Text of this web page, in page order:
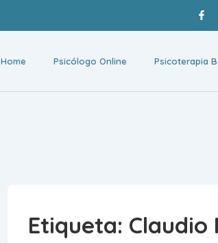
Home Psicólogo Online Psicoterapia
Etiqueta: Claudio